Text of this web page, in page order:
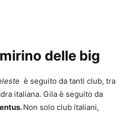
delle big
è seguito da tanti club, tra
italiana. Gila è seguito da
Non solo club italiani,